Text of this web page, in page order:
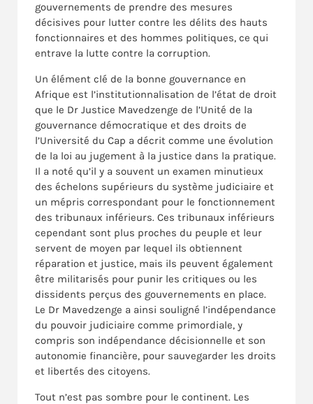
gouvernements de prendre des mesures
décisives pour lutter contre les délits des hauts
fonctionnaires et des hommes politiques, ce qui
entrave la lutte contre la corruption.
Un élément clé de la bonne gouvernance en
Afrique est l’institutionnalisation de l’état de droit
que le Dr Justice Mavedzenge de l’Unité de la
gouvernance démocratique et des droits de
l’Université du Cap a décrit comme une évolution
de la loi au jugement à la justice dans la pratique.
Il a noté qu’il y a souvent un examen minutieux
des échelons supérieurs du système judiciaire et
un mépris correspondant pour le fonctionnement
des tribunaux inférieurs. Ces tribunaux inférieurs
cependant sont plus proches du peuple et leur
servent de moyen par lequel ils obtiennent
réparation et justice, mais ils peuvent également
être militarisés pour punir les critiques ou les
dissidents perçus des gouvernements en place.
Le Dr Mavedzenge a ainsi souligné l’indépendance
du pouvoir judiciaire comme primordiale, y
compris son indépendance décisionnelle et son
autonomie financière, pour sauvegarder les droits
et libertés des citoyens.
Tout n’est pas sombre pour le continent. Les